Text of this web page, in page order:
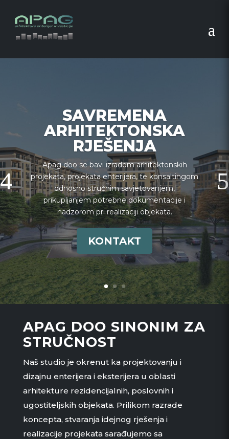
SAVREMENA
ARHITEKTONSKA
RJEŠENJA
Apag doo se bavi izradom arhitektonskih
projekata, projekata enterijera, te konsaltingom
odnosno stručnim savjetovanjem,
prikupljanjem potrebne dokumentacije i
nadzorom pri realizaciji objekata.
KONTAKT
APAG DOO SINONIM ZA
STRUČNOST
Naš studio je okrenut ka projektovanju i
dizajnu enterijera i eksterijera u oblasti
arhitekture rezidencijalnih, poslovnih i
ugostiteljskih objekata. Prilikom razrade
koncepta, stvaranja idejnog rješenja i
realizacije projekata sarađujemo sa